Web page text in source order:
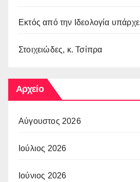
Εκτός από την Ιδεολογία
Στοιχειώδες, κ. Τσίπρα
Αρχείο
Αύγουστος 2026
Ιούλιος 2026
Ιούνιος 2026